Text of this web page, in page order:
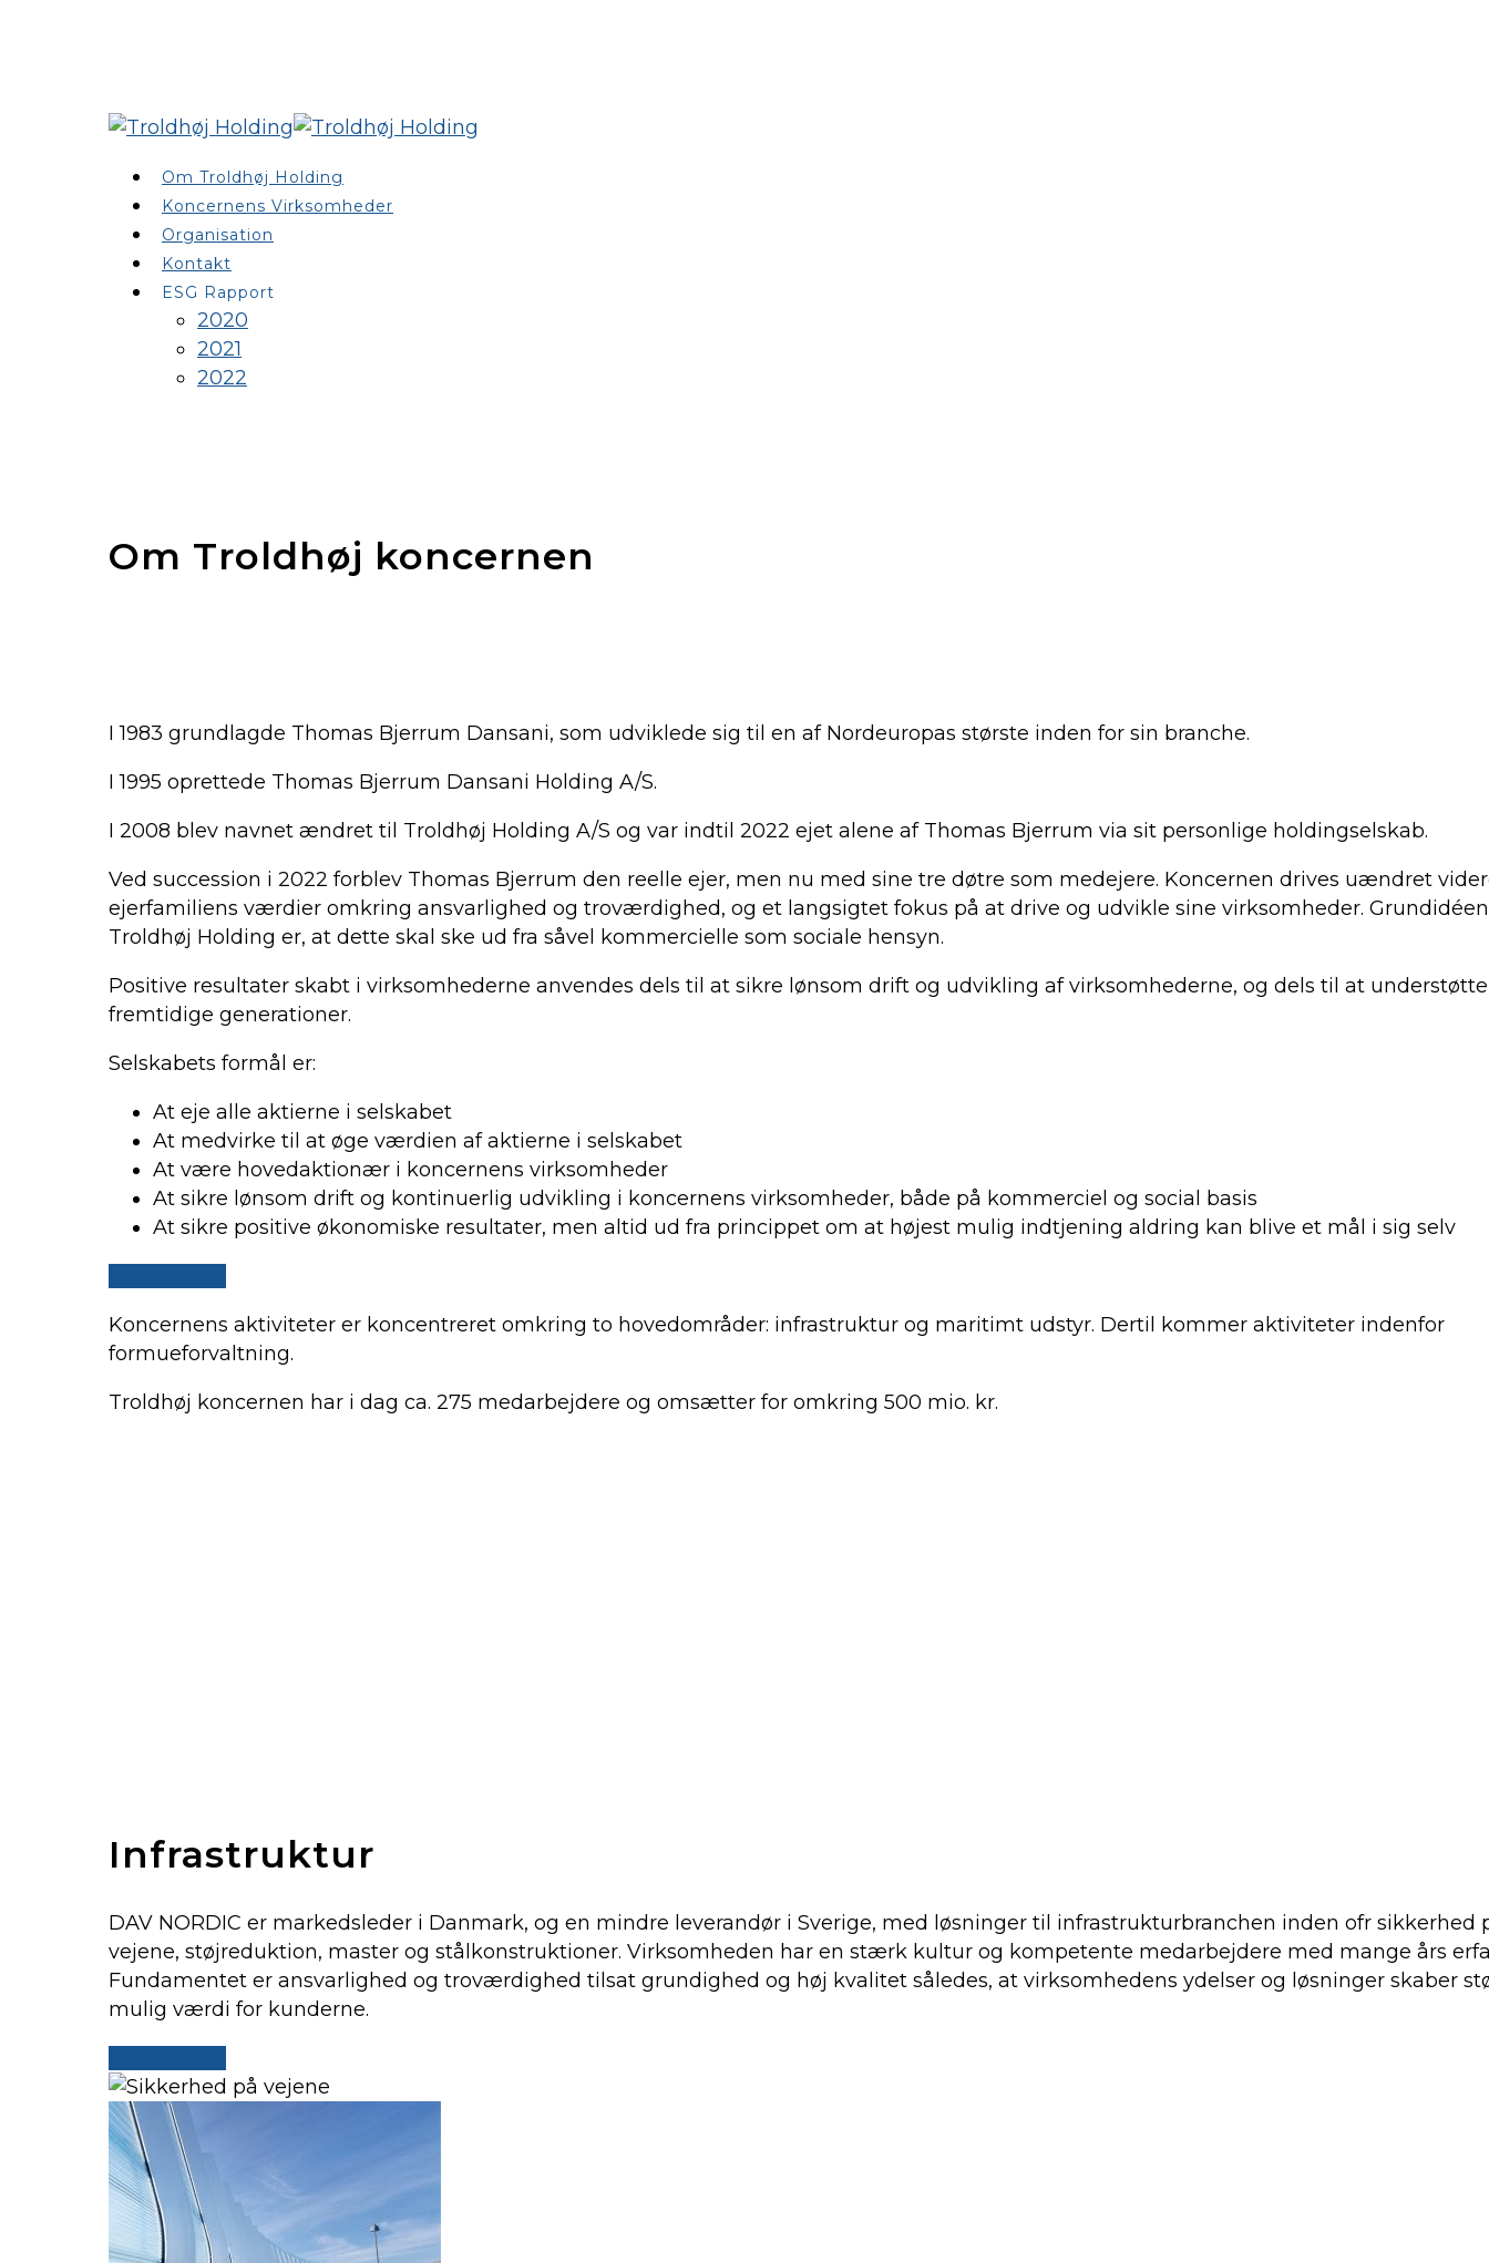
Om Troldhøj Holding
Koncernens Virksomheder
Organisation
Kontakt
ESG Rapport
2020
2021
2022
Om Troldhøj koncernen
I 1983 grundlagde Thomas Bjerrum Dansani, som udviklede sig til en af Nordeuropas største inden for sin branche.
I 1995 oprettede Thomas Bjerrum Dansani Holding A/S.
I 2008 blev navnet ændret til Troldhøj Holding A/S og var indtil 2022 ejet alene af Thomas Bjerrum via sit personlige holdingselskab.
Ved succession i 2022 forblev Thomas Bjerrum den reelle ejer, men nu med sine tre døtre som medejere. Koncernen drives uændret
ejerfamiliens værdier omkring ansvarlighed og troværdighed, og et langsigtet fokus på at drive og udvikle sine virksomheder.
Troldhøj Holding er, at dette skal ske ud fra såvel kommercielle som sociale hensyn.
Positive resultater skabt i virksomhederne anvendes dels til at sikre lønsom drift og udvikling af virksomhederne, og dels til at understøtte
fremtidige generationer.
Selskabets formål er:
At eje alle aktierne i selskabet
At medvirke til at øge værdien af aktierne i selskabet
At være hovedaktionær i koncernens virksomheder
At sikre lønsom drift og kontinuerlig udvikling i koncernens virksomheder, både på kommerciel og social basis
At sikre positive økonomiske resultater, men altid ud fra princippet om at højest mulig indtjening aldring kan blive et mål i sig selv
Koncernens aktiviteter er koncentreret omkring to hovedområder: infrastruktur og maritimt udstyr. Dertil kommer aktiviteter indenfor
formueforvaltning.
Troldhøj koncernen har i dag ca. 275 medarbejdere og omsætter for omkring 500 mio. kr.
Infrastruktur
DAV NORDIC er markedsleder i Danmark, og en mindre leverandør i Sverige, med løsninger til infrastrukturbranchen inden ofr sikkerhed
vejene, støjreduktion, master og stålkonstruktioner. Virksomheden har en stærk kultur og kompetente medarbejdere med mange års
Fundamentet er ansvarlighed og troværdighed tilsat grundighed og høj kvalitet således, at virksomhedens ydelser og løsninger skaber
mulig værdi for kunderne.